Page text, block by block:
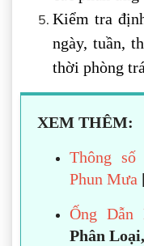
Kiểm tra
ngày, tuần,
thời phòng
XEM THÊM:
Thông
Phun Mưa
Ống Dẫn
Phân